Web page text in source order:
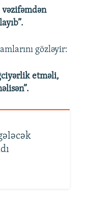
vəzifəmdən
gözləyir:
etməli,